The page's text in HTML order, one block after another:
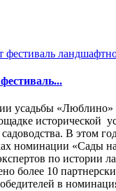
усадьбы
исторической
В этом
номинации «Сады
по истории
более 10
в